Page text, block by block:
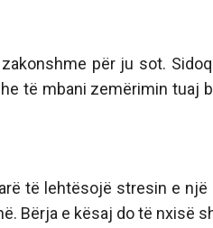
për ju sot.
të mbani zemërimin tuaj
të lehtësojë stresin e
Bërja e kësaj do të nxisë